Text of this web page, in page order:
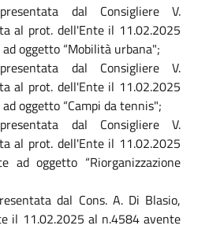
dal Consigliere V.
al prot. dell'Ente il 11.02.2025
oggetto “Mobilità urbana";
dal Consigliere V.
al prot. dell'Ente il 11.02.2025
oggetto “Campi da tennis";
dal Consigliere V.
al prot. dell'Ente il 11.02.2025
ad oggetto “Riorganizzazione
dal Cons. A. Di Blasio,
il 11.02.2025 al n.4584 avente